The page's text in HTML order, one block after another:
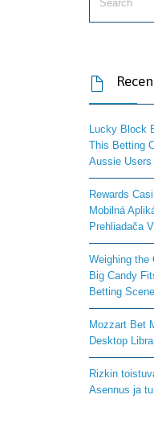

Lucky Block
This Betting
Aussie Users
Rewards
Mobilná
Prehliadača
Weighing the
Big Candy
Betting Scene
Mozzart Bet
Desktop
Rizkin
Asennus ja